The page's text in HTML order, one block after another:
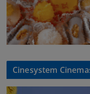
Cinesystem